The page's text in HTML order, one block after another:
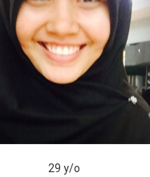
29 y/o